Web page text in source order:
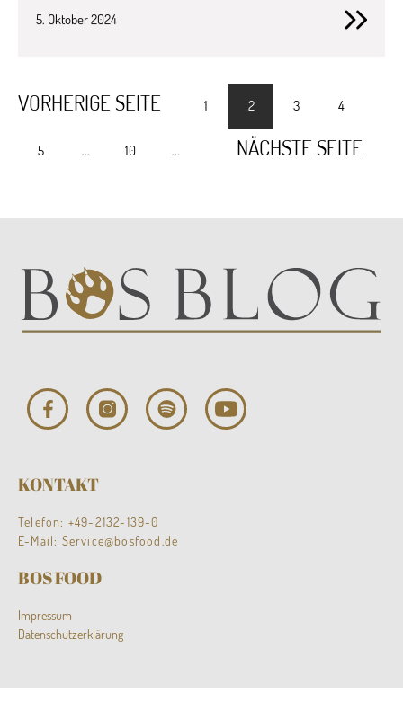
5. Oktober 2024
VORHERIGE SEITE 1 2 3 4
5 ... 10 ... NÄCHSTE SEITE
KONTAKT
Telefon: +49-2132-139-0
E-Mail: Service@bosfood.de
BOS FOOD
Impressum
Datenschutzerklärung